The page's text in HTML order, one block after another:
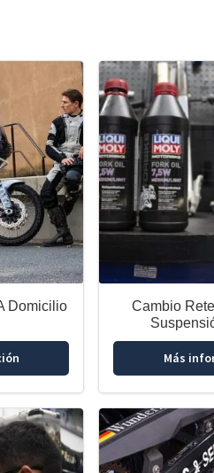
Domicilio
Cambio
Más